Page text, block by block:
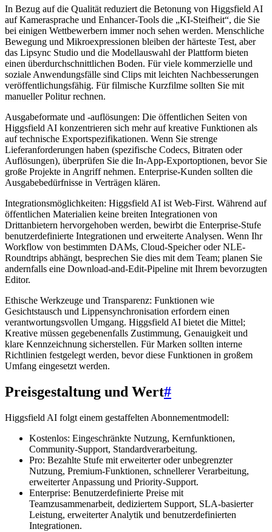
In Bezug auf die Qualität reduziert die Betonung von Higgsfield AI
auf Kamerasprache und Enhancer-Tools die „KI-Steifheit“, die Sie
bei einigen Wettbewerbern immer noch sehen werden. Menschliche
Bewegung und Mikroexpressionen bleiben der härteste Test, aber
das Lipsync Studio und die Modellauswahl der Plattform bieten
einen überdurchschnittlichen Boden. Für viele kommerzielle und
soziale Anwendungsfälle sind Clips mit leichten Nachbesserungen
veröffentlichungsfähig. Für filmische Kurzfilme sollten Sie mit
manueller Politur rechnen.
Ausgabeformate und -auflösungen: Die öffentlichen Seiten von
Higgsfield AI konzentrieren sich mehr auf kreative Funktionen als
auf technische Exportspezifikationen. Wenn Sie strenge
Lieferanforderungen haben (spezifische Codecs, Bitraten oder
Auflösungen), überprüfen Sie die In-App-Exportoptionen, bevor Sie
große Projekte in Angriff nehmen. Enterprise-Kunden sollten die
Ausgabebedürfnisse in Verträgen klären.
Integrationsmöglichkeiten: Higgsfield AI ist Web-First. Während auf
öffentlichen Materialien keine breiten Integrationen von
Drittanbietern hervorgehoben werden, bewirbt die Enterprise-Stufe
benutzerdefinierte Integrationen und erweiterte Analysen. Wenn Ihr
Workflow von bestimmten DAMs, Cloud-Speicher oder NLE-
Roundtrips abhängt, besprechen Sie dies mit dem Team; planen Sie
andernfalls eine Download-and-Edit-Pipeline mit Ihrem bevorzugten
Editor.
Ethische Werkzeuge und Transparenz: Funktionen wie
Gesichtstausch und Lippensynchronisation erfordern einen
verantwortungsvollen Umgang. Higgsfield AI bietet die Mittel;
Kreative müssen gegebenenfalls Zustimmung, Genauigkeit und
klare Kennzeichnung sicherstellen. Für Marken sollten interne
Richtlinien festgelegt werden, bevor diese Funktionen in großem
Umfang eingesetzt werden.
Preisgestaltung und Wert#
Higgsfield AI folgt einem gestaffelten Abonnementmodell:
Kostenlos: Eingeschränkte Nutzung, Kernfunktionen,
Community-Support, Standardverarbeitung.
Pro: Bezahlte Stufe mit erweiterter oder unbegrenzter
Nutzung, Premium-Funktionen, schnellerer Verarbeitung,
erweiterter Anpassung und Priority-Support.
Enterprise: Benutzerdefinierte Preise mit
Teamzusammenarbeit, dediziertem Support, SLA-basierter
Leistung, erweiterter Analytik und benutzerdefinierten
Integrationen.